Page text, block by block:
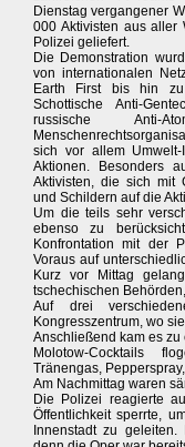
Dienstag vergangener
000 Aktivisten aus aller
Polizei geliefert.
Die Demonstration
von internationalen
Earth First bis hin zu
Schottische Anti-
russische Anti-
sich vor allem
Aktionen. Besonders
Aktivisten, die sich mit
und Schildern auf die
Um die teils sehr
ebenso zu
Konfrontation mit der
Voraus auf
Kurz vor Mittag
tschechischen
Auf drei
Kongresszentrum, wo
Anschließend kam es zu
Molotow-Cocktails
Tränengas,
Am Nachmittag waren
Die Polizei reagierte
Öffentlichkeit sperrte,
Innenstadt zu